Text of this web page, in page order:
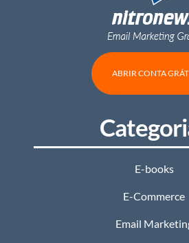
E-books
E-Commerce
Email
ABRIR CONTA